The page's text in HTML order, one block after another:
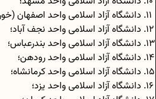
دانشگاه آزاد اسلامی واحد اصفهان
دانشگاه آزاد اسلامی واحد نجف آباد؛
دانشگاه آزاد اسلامی واحد بندرعباس؛
دانشگاه آزاد اسلامی واحد رودهن؛
دانشگاه آزاد اسلامی واحد کرمانشاه؛
دانشگاه آزاد اسلامی واحد یزد؛